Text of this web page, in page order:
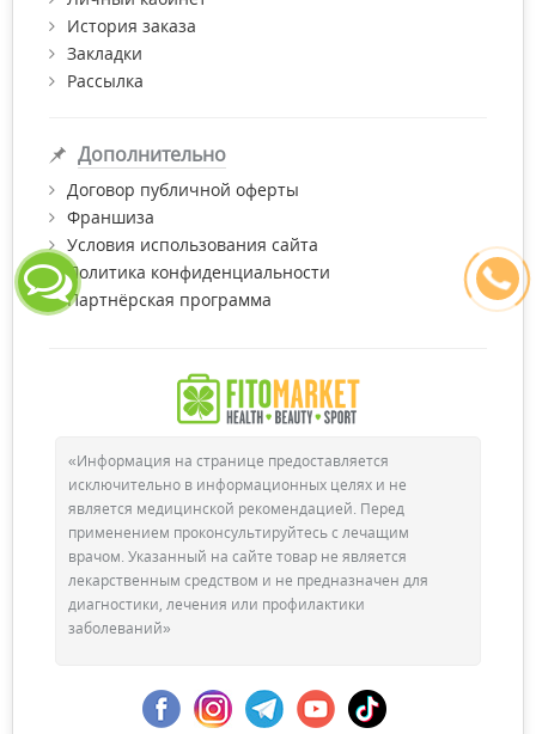
История заказа
Закладки
Рассылка
Дополнительно
Договор публичной оферты
Франшиза
Условия использования сайта
Политика конфиденциальности
Партнёрская программа
«Информация на странице предоставляется
исключительно в информационных целях и не
является медицинской рекомендацией. Перед
применением проконсультируйтесь с лечащим
врачом. Указанный на сайте товар не является
лекарственным средством и не предназначен для
диагностики, лечения или профилактики
заболеваний»